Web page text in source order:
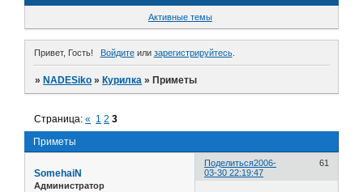
Активные темы
Привет, Гость! Войдитеили зарегистрируйтесь.
»NADESiko »Курилка »Приметы
Приметы
Страница:« 1 2 3
Поделиться 61
2006-
03-30 22:19:47
SomehaiN
Администратор